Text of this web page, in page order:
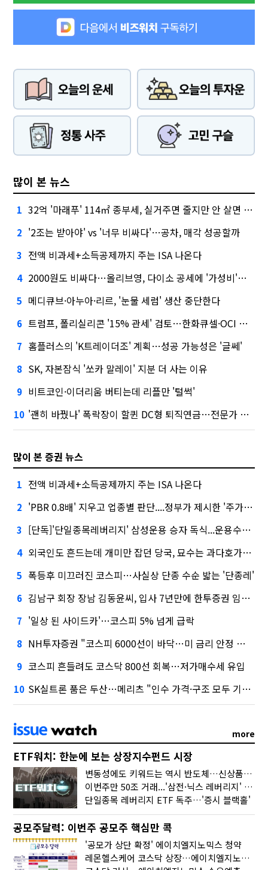
많이 본 뉴스
1 32억 '마래푸' 114㎡ 종부세, 실거주면 줄지만 안 살면 2.5배
2 '2조는 받아야' vs '너무 비싸다'…공차, 매각 성공할까
3 전액 비과세+소득공제까지 주는 ISA 나온다
4 2000원도 비싸다…올리브영, 다이소 공세에 '가성비'로 맞불
5 메디큐브·아누아·리르, '눈물 세럼' 생산 중단한다
6 트럼프, 폴리실리콘 '15% 관세' 검토…한화큐셀·OCI 영향은?
7 홈플러스의 'K트레이더조' 계획…성공 가능성은 '글쎄'
8 SK, 자본잠식 '쏘카 말레이' 지분 더 사는 이유
9 비트코인·이더리움 버티는데 리플만 '털썩'
10 '괜히 바꿨나' 폭락장이 할퀸 DC형 퇴직연금…전문가 조언은
많이 본 증권 뉴스
1 전액 비과세+소득공제까지 주는 ISA 나온다
2 'PBR 0.8배' 지우고 업종별 판단....정부가 제시한 '주가 누르기' 방지법
3 [단독]'단일종목레버리지' 삼성운용 승자 독식...운용수익 미래에셋의 6배
4 외국인도 흔드는데 개미만 잡던 당국, 묘수는 과다호가부담금?
5 폭등후 미끄러진 코스피…사실상 단종 수순 밟는 '단종레'
6 김남구 회장 장남 김동윤씨, 입사 7년만에 한투증권 임원 승진
7 '일상 된 사이드카'…코스피 5% 넘게 급락
8 NH투자증권 "코스피 6000선이 바닥…미 금리 안정 후 추가 회복"
9 코스피 흔들려도 코스닥 800선 회복…저가매수세 유입
10 SK실트론 품은 두산…메리츠 "인수 가격·구조 모두 기대 이상"
more
ETF워치: 한눈에 보는 상장지수펀드 시장
변동성에도 키워드는 역시 반도체…신상품은 우주·방산
이번주만 50조 거래...'삼전·닉스 레버리지' 수익률은 -30%
단일종목 레버리지 ETF 독주…'증시 블랙홀'
공모주달력: 이번주 공모주 핵심만 콕
'공모가 상단 확정' 에이치엘지노믹스 청약
레몬헬스케어 코스닥 상장…에이치엘지노믹스 수요예측